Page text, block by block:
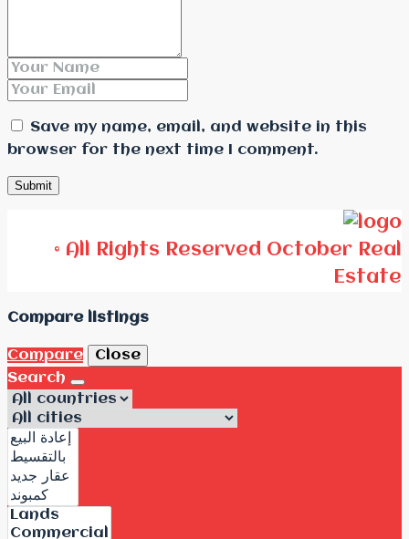
Save my name, email, and website in this
browser for the next time I comment.
© All Rights Reserved October Real
Estate
Compare listings
Compare
Close
Search